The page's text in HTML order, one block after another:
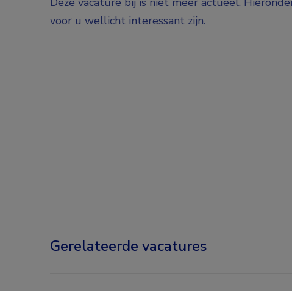
voor u wellicht interessant zijn.
Gerelateerde vacatures